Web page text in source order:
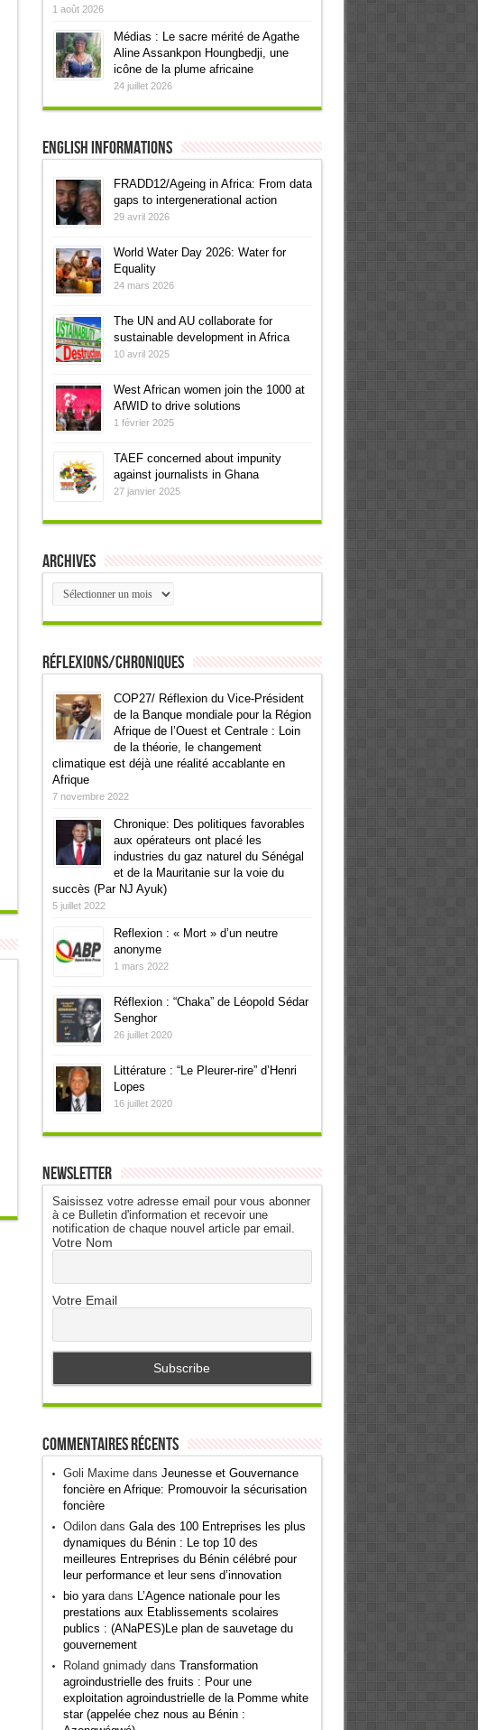
1 août 2026
Médias : Le sacre mérité de Agathe
Aline Assankpon Houngbedji, une
icône de la plume africaine
24 juillet 2026
English informations
FRADD12/Ageing in Africa: From data
gaps to intergenerational action
29 avril 2026
World Water Day 2026: Water for
Equality
24 mars 2026
The UN and AU collaborate for
sustainable development in Africa
10 avril 2025
West African women join the 1000 at
AfWID to drive solutions
1 février 2025
TAEF concerned about impunity
against journalists in Ghana
27 janvier 2025
Archives
Archives
Réflexions/Chroniques
COP27/ Réflexion du Vice-Président
de la Banque mondiale pour la Région
Afrique de l’Ouest et Centrale : Loin
de la théorie, le changement
climatique est déjà une réalité accablante en
Afrique
7 novembre 2022
Chronique: Des politiques favorables
aux opérateurs ont placé les
industries du gaz naturel du Sénégal
et de la Mauritanie sur la voie du
succès (Par NJ Ayuk)
5 juillet 2022
Reflexion : « Mort » d’un neutre
anonyme
1 mars 2022
Réflexion : “Chaka” de Léopold Sédar
Senghor
26 juillet 2020
Littérature : “Le Pleurer-rire” d’Henri
Lopes
16 juillet 2020
Newsletter
Saisissez votre adresse email pour vous abonner
à ce Bulletin d'information et recevoir une
notification de chaque nouvel article par email.
Votre Nom
Votre Email
Commentaires récents
Goli Maximedans Jeunesse et Gouvernance
foncière en Afrique: Promouvoir la sécurisation
foncière
Odilondans Gala des 100 Entreprises les plus
dynamiques du Bénin : Le top 10 des
meilleures Entreprises du Bénin célébré pour
leur performance et leur sens d’innovation
bio yaradans L’Agence nationale pour les
prestations aux Etablissements scolaires
publics : (ANaPES)Le plan de sauvetage du
gouvernement
Roland gnimadydans Transformation
agroindustrielle des fruits : Pour une
exploitation agroindustrielle de la Pomme white
star (appelée chez nous au Bénin :